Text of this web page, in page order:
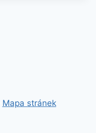
Mapa stránek